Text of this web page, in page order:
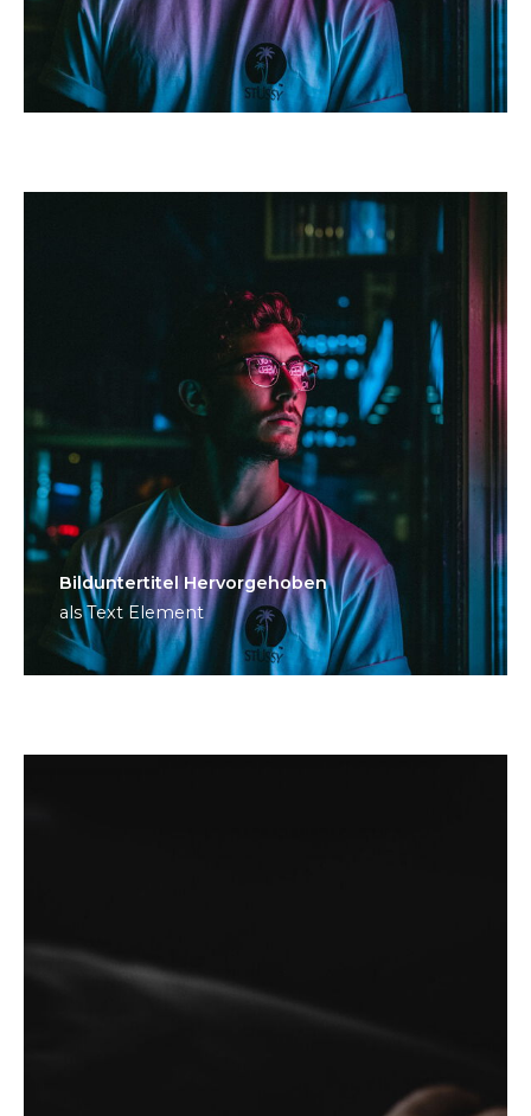
Bild­unter­titel Hervorgehoben
als Text Element